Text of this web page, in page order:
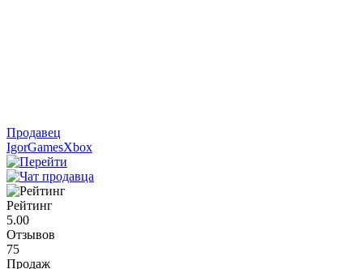
Продавец
IgorGamesXbox
Рейтинг
5.00
Отзывов
75
Продаж